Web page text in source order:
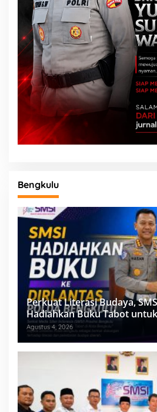
Bengkulu
Perkuat Literasi Budaya,
Hadiahkan Buku Tabot
Agustus 4, 2026